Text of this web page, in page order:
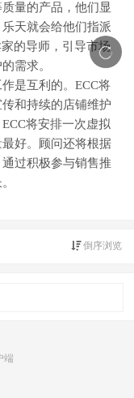
量的产品，他们显
天就会给他们指派
的导师，引导市场
需求。
是互利的。ECC将
和持续的店铺维护
将安排一次虚拟
好。顾问还将根据
过积极参与销售推
倒序浏览
端